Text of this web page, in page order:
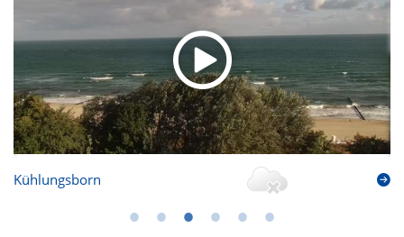
Kühlungsborn